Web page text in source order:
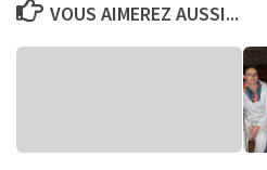
VOUS AIMEREZ AUSSI...